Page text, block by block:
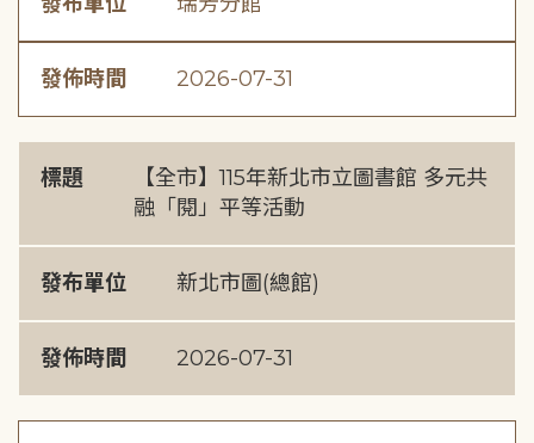
發佈時間 2026-07-31
標題
【全市】115年新北市立圖書館 多元共
融「閱」平等活動
發布單位 新北市圖(總館)
發佈時間 2026-07-31